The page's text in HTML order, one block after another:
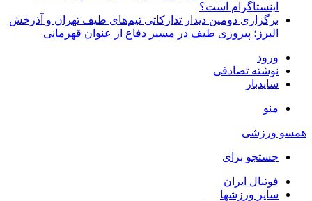
اینستاگرام است؟
برگزاری دومین دیدار تدارکاتی تیم‌های طیف تهران و آذرخش
البرز؛ پیروزی طیف در مسیر دفاع از عنوان قهرمانی
ورود
نوشته تصادفی
سایدبار
منو
همسو ورزشی
جستجو برای
فوتبال ایران
سایر ورزشها